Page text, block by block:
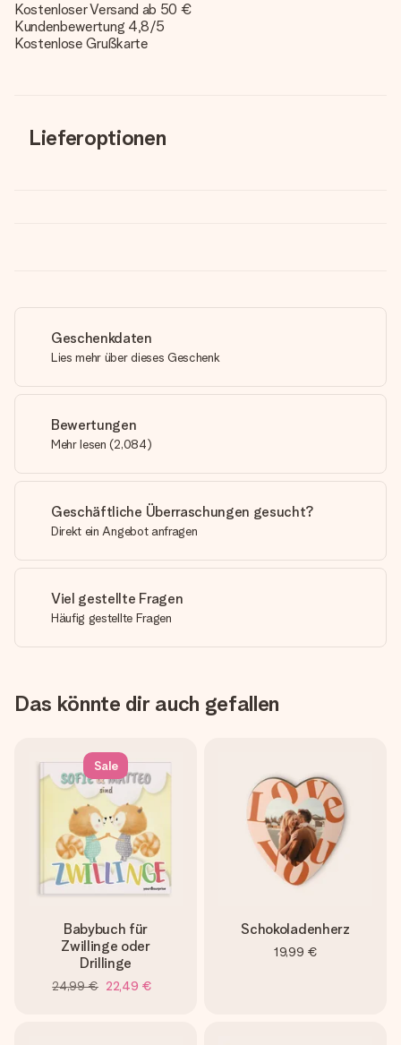
Kostenloser Versand ab 50 €
Kundenbewertung 4,8/5
Kostenlose Grußkarte
Lieferoptionen
Geschenkdaten
Lies mehr über dieses Geschenk
Bewertungen
Mehr lesen (2,084)
Geschäftliche Überraschungen gesucht?
Direkt ein Angebot anfragen
Viel gestellte Fragen
Häufig gestellte Fragen
Das könnte dir auch gefallen
Sale
Babybuch für
Zwillinge oder
Drillinge
24,99 € 22,49 €
Schokoladenherz
19,99 €